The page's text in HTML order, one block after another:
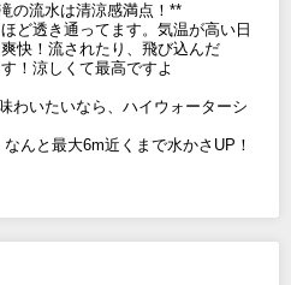
の流水は清涼感満点！**
ど透き通ってます。気温が高い日
快！流されたり、飛び込んだ
！涼しくて最高ですよ
わいたいなら、ハイウォーターシ
んと最大6m近くまで水かさUP！